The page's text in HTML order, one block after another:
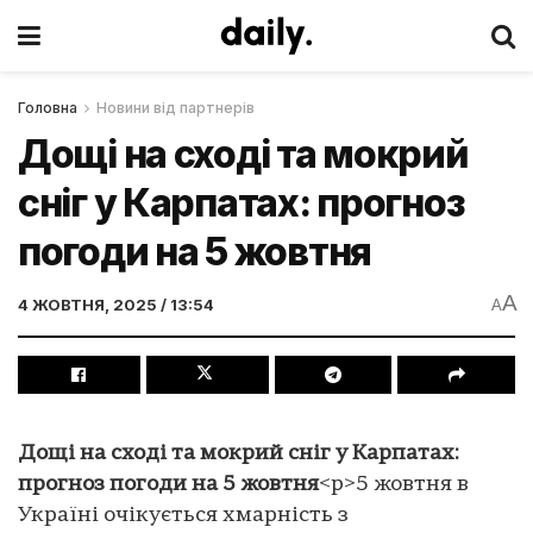
Головна Новини від партнерів
Дощі на сході та мокрий
сніг у Карпатах: прогноз
погоди на 5 жовтня
4 ЖОВТНЯ, 2025 / 13:54 AA
Дощі на сході та мокрий сніг у Карпатах:
прогноз погоди на 5 жовтня<p>5 жовтня в
Україні очікується хмарність з